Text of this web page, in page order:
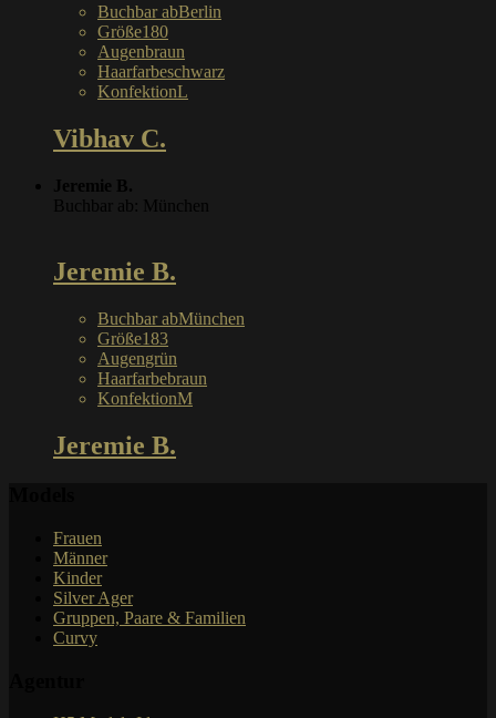
Buchbar abBerlin
Größe180
Augenbraun
Haarfarbeschwarz
KonfektionL
Vibhav C.
Jeremie B.
Buchbar ab: München
Jeremie B.
Buchbar abMünchen
Größe183
Augengrün
Haarfarbebraun
KonfektionM
Jeremie B.
Frauen
Männer
Kinder
Silver Ager
Gruppen, Paare & Familien
Curvy